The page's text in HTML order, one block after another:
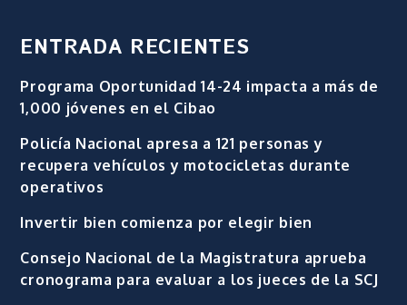
ENTRADA RECIENTES
Programa Oportunidad 14-24 impacta a más de
1,000 jóvenes en el Cibao
Policía Nacional apresa a 121 personas y
recupera vehículos y motocicletas durante
operativos
Invertir bien comienza por elegir bien
Consejo Nacional de la Magistratura aprueba
cronograma para evaluar a los jueces de la SCJ